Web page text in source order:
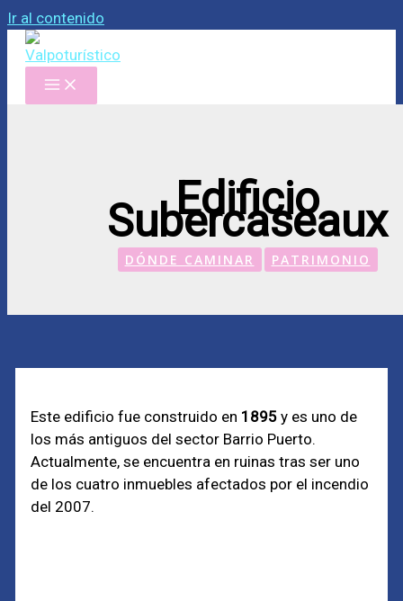
Ir al contenido
Edificio
Subercaseaux
DÓNDE CAMINAR PATRIMONIO
Este edificio fue construido en 1895 y es uno de
los más antiguos del sector Barrio Puerto.
Actualmente, se encuentra en ruinas tras ser uno
de los cuatro inmuebles afectados por el incendio
del 2007.